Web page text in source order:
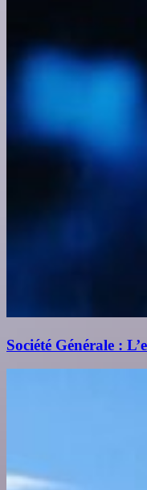
Société Générale :